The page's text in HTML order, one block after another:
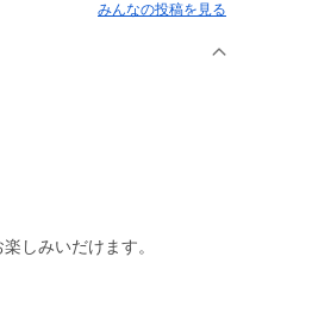
みんなの投稿を見る
しみいだけます。